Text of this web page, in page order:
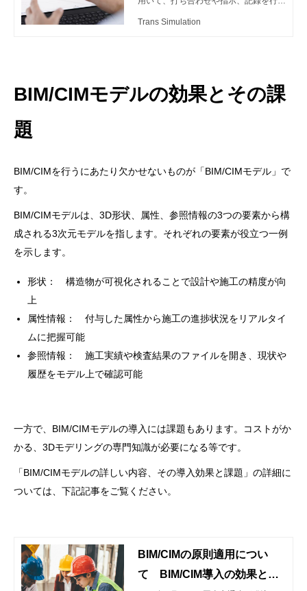
政府は、課題の改善策として3次元モデ
ルを利活用するBIM/CIM（Building/Con
Trans Simulation
BIM/CIMモデルの効果とその課
題
BIM/CIMを行うにあたり欠かせないものが「BIM/CIMモデル」で
す。
BIM/CIMモデルは、3D形状、属性、参照情報の3つの要素から構
成される3次元モデルを指します。それぞれの要素が役立つ一例
を示します。
形状： 構造物が可視化されることで設計や施工の精度が向
上
属性情報： 付与した属性から施工の進捗状況をリアルタイ
ムに把握可能
参照情報： 施工実績や検査結果のファイルを開き、現状や
履歴をモデル上で確認可能
一方で、BIM/CIMモデルの導入には課題もあります。コストがか
かる、3Dモデリングの専門知識が必要になる等です。
「BIM/CIMモデルの詳しい内容、その導入効果と課題」の詳細に
ついては、下記記事をご覧ください。
BIM/CIMの原則適用につい
て BIM/CIM導入の効果と課